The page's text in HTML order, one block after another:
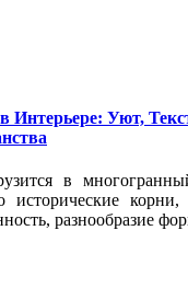
Интерьере: Уют,
в
исторические
разнообразие